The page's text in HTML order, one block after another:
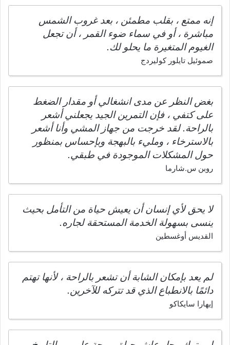
إنه ممتع ، بقلب مطمئن ، بعد غروب الشمس
مباشرة ، أو في سماء ضوء القمر ، أن تجعل
الغيوم المتغيرة ما يحلو لك.
صموئيل تايلور كوليردج
بغض النظر عن مدى انشغالي أو مقدار الضغط
على كتفي ، فإن التمرين الجيد يجعلني أشعر
بالراحة. لقد خرجت من جهاز المشي وأنا أشعر
بالاسترخاء ، ومليء بالبهجة وبإحساس بمنظور
حول المشكلات الموجودة في طبقي.
روبن س.شارما
لا يحق لأي إنسان أن يعيش حياة من التأمل بحيث
ينسى بسهولة الخدمة المستحقة لجاره.
القديس أوغسطين
لم يعد بإمكان الشابة أن تشعر بالراحة ، لأنها تهتم
دائمًا بالانطباع الذي قد تتركه للآخرين.
إيهارا سايكاكو